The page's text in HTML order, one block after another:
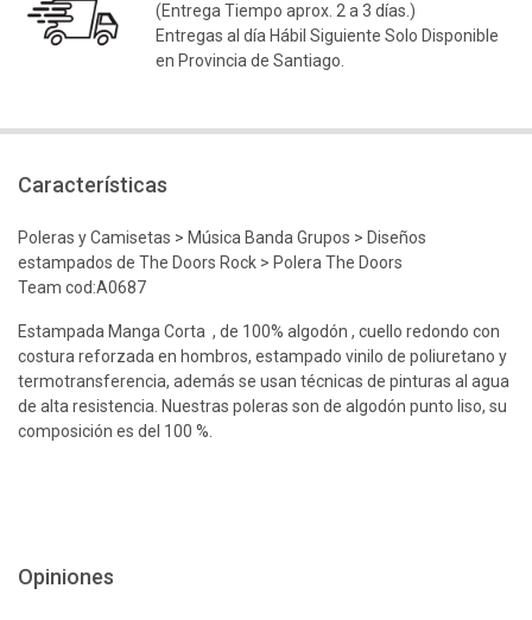
(Entrega Tiempo aprox. 2 a 3 días.)
Entregas al día Hábil Siguiente Solo Disponible
en Provincia de Santiago.
Características
Poleras y Camisetas > Música Banda Grupos > Diseños
estampados de The Doors Rock > Polera The Doors
Team cod:A0687
Estampada Manga Corta , de 100% algodón , cuello redondo con
costura reforzada en hombros, estampado vinilo de poliuretano y
termotransferencia, además se usan técnicas de pinturas al agua
de alta resistencia. Nuestras poleras son de algodón punto liso, su
composición es del 100 %.
Opiniones